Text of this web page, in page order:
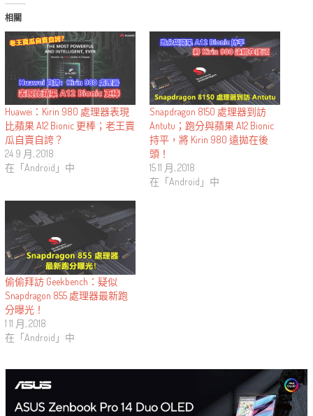
相關
Huawei：Kirin 980 處理器表現
比蘋果 A12 Bionic 更棒；老王賣
瓜自賣自誇？
24 9 月, 2018
在「Android」中
Snapdragon 8150 處理器到訪
Antutu；跑分與蘋果 A12 Bionic
持平，將 Kirin 980 遠拋在後
頭！
15 11 月, 2018
在「Android」中
偷偷拜訪 Geekbench：疑似
Snapdragon 855 處理器最新跑
分曝光！
1 11 月, 2018
在「Android」中